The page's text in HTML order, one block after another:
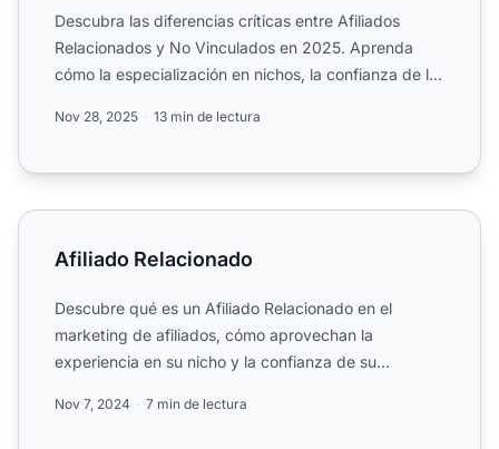
Descubra las diferencias críticas entre Afiliados
Relacionados y No Vinculados en 2025. Aprenda
cómo la especialización en nichos, la confianza de la
Nov 28, 2025 13 min de lectura
Afiliado Relacionado
Afiliado Relacionado
Descubre qué es un Afiliado Relacionado en el
marketing de afiliados, cómo aprovechan la
experiencia en su nicho y la confianza de su
Nov 7, 2024 7 min de lectura